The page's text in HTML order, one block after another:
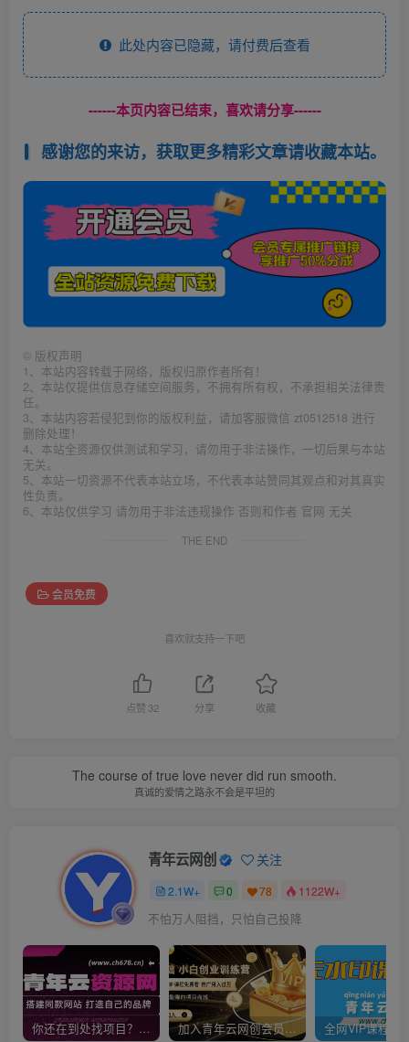
此处内容已隐藏，请付费后查看
------本页内容已结束，喜欢请分享------
感谢您的来访，获取更多精彩文章请收藏本站。
© 版权声明
1、本站内容转载于网络，版权归原作者所有！
2、本站仅提供信息存储空间服务，不拥有所有权，不承担相关法律责
任。
3、本站内容若侵犯到你的版权利益，请加客服微信 zt0512518 进行
删除处理！
4、本站全资源仅供测试和学习，请勿用于非法操作，一切后果与本站
无关。
5、本站一切资源不代表本站立场，不代表本站赞同其观点和对其真实
性负责。
6、本站仅供学习 请勿用于非法违规操作 否则和作者 官网 无关
THE END
会员免费
喜欢就支持一下吧
点赞32 分享 收藏
The course of true love never did run smooth.
真诚的爱情之路永不会是平坦的
青年云网创 关注
2.1W+ 0 78 1122W+
不怕万人阻挡，只怕自己投降
你还在到处找项目？还在当韭菜？我靠卖项目一个月收入5万+，曾经我也是个失败者。 加入青年云网创会员，全站资源免费学习。加入高级合伙人，推广日入1000+